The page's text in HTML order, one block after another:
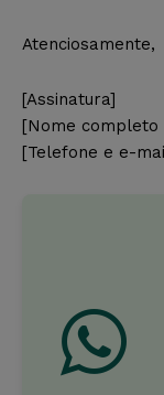
Atenciosamente,
[Assinatura]
[Nome completo
[Telefone e e-